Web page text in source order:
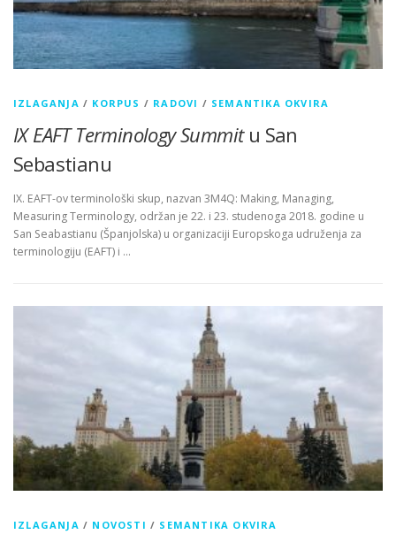
IZLAGANJA / KORPUS / RADOVI / SEMANTIKA OKVIRA
IX EAFT Terminology Summitu San
Sebastianu
IX. EAFT-ov terminološki skup, nazvan 3M4Q: Making, Managing,
Measuring Terminology, održan je 22. i 23. studenoga 2018. godine u
San Seabastianu (Španjolska) u organizaciji Europskoga udruženja za
terminologiju (EAFT) i …
IZLAGANJA / NOVOSTI / SEMANTIKA OKVIRA